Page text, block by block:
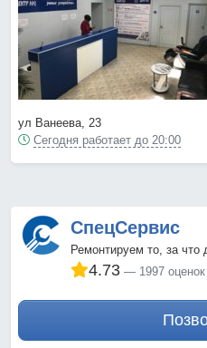
ул Ванеева, 23
Сегодня работает до 20:00
СпецСервис
Ремонтируем то, за что
4.73 1997 оценок